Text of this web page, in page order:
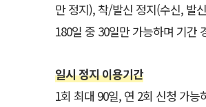
만 정지), 착/발신 정지(수신, 발
180일 중 30일만 가능하며 기간
일시 정지 이용기간
1회 최대 90일, 연 2회 신청 가